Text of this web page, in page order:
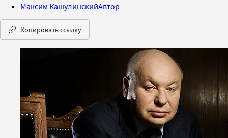
Максим КашулинскийАвтор
Копировать ссылку